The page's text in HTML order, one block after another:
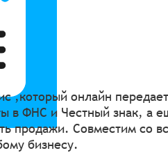
,который онлайн передает
в ФНС и Честный знак, а
продажи. Совместим со
бизнесу.